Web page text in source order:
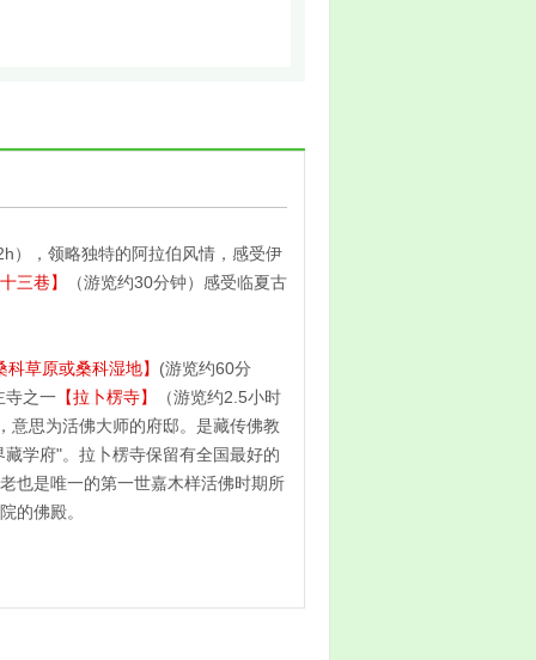
），领略独特的阿拉伯风情，感受伊
三巷】
（游览约30分钟）感受临夏古
科草原或桑科湿地】 (游览约60分
寺之一 【拉卜楞寺】
（游览约2.5小时
意思为活佛大师的府邸。是藏传佛教
学府"。拉卜楞寺保留有全国最好的
也是唯一的第一世嘉木样活佛时期所
的佛殿。